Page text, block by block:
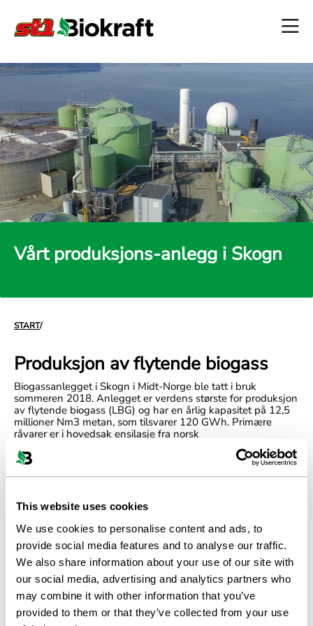
This website uses cookies
We use cookies to personalise content and ads, to
provide social media features and to analyse our traffic.
We also share information about your use of our site with
our social media, advertising and analytics partners who
may combine it with other information that you’ve
provided to them or that they’ve collected from your use
Vårt produksjons-anlegg i Skogn
START/
Produksjon av flytende biogass
Biogassanlegget i Skogn i Midt-Norge ble tatt i bruk
sommeren 2018. Anlegget er verdens største for produksjon
av flytende biogass (LBG) og har en årlig kapasitet på 12,5
millioner Nm3 metan, som tilsvarer 120 GWh. Primære
råvarer er i hovedsak ensilasje fra norsk
lakseoppdrettsnæring (70 000 tonn per år) og prosessvann
fra Norske Skogs papir- og tremasseindustri i Skogn. Den
substratleveranser med båt, lastebil og tog.
Det vanligste substratet i Norge er kloakkslam og matavfall,
mens gjenvinning av ensilasje fra lakseanlegg er ett av de
viktigste råvarene for biogassproduksjon i Skogn. Skogn er
dermed en viktig bærekraftspartner til den norske
fiskeindustrien. Skogens primære råstoff er ensilasje fra den
norsk lakseoppdrettsnæring og prosessvann hentet fra
Norske Skogs papir- og tremasseindustri i Skogn.